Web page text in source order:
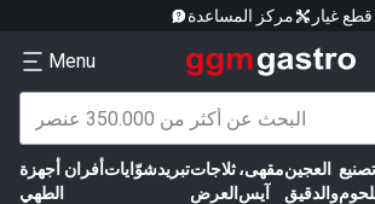
مركز المساعدة قطع غيار
Menu
أجهزة
الطهي
أفران شوّاياتتبريدثلاجات
العرض
مقهى،
آيس
العجين
والدقيق
تصنيع